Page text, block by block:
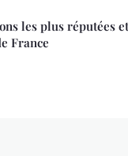
les plus réputées et
France